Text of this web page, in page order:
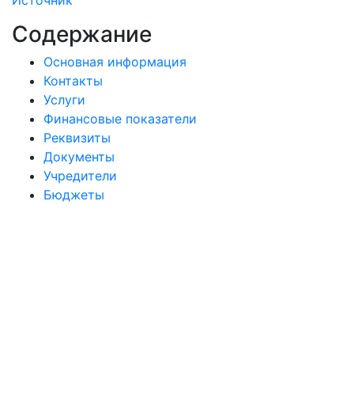
Содержание
Основная информация
Контакты
Услуги
Финансовые показатели
Реквизиты
Документы
Учредители
Бюджеты